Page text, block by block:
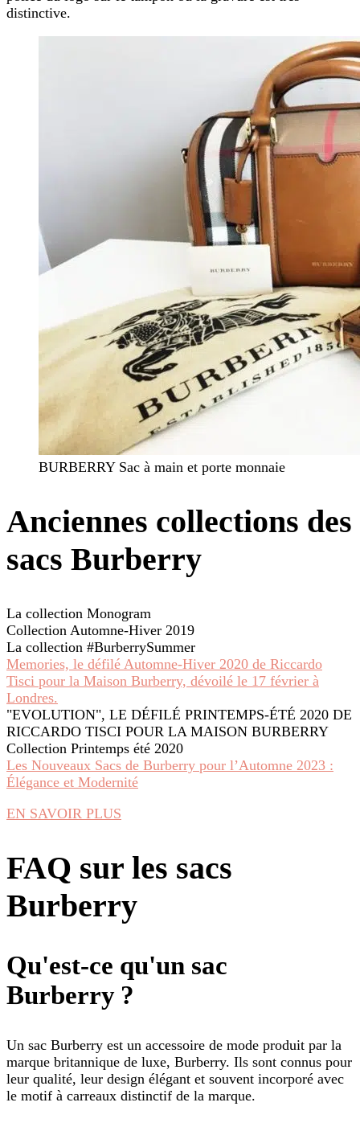
distinctive.
BURBERRY Sac à main et porte monnaie
Anciennes collections des
sacs Burberry
La collection Monogram
Collection Automne-Hiver 2019
La collection #BurberrySummer
Memories, le défilé Automne-Hiver 2020 de Riccardo
Tisci pour la Maison Burberry, dévoilé le 17 février à
Londres.
"EVOLUTION", LE DÉFILÉ PRINTEMPS-ÉTÉ 2020 DE
RICCARDO TISCI POUR LA MAISON BURBERRY
Collection Printemps été 2020
Les Nouveaux Sacs de Burberry pour l’Automne 2023 :
Élégance et Modernité
EN SAVOIR PLUS
FAQ sur les sacs
Burberry
Qu'est-ce qu'un sac
Burberry ?
Un sac Burberry est un accessoire de mode produit par la
marque britannique de luxe, Burberry. Ils sont connus pour
leur qualité, leur design élégant et souvent incorporé avec
le motif à carreaux distinctif de la marque.